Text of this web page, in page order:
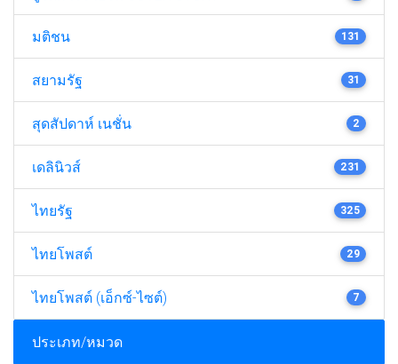
มติชน 131
สยามรัฐ 31
สุดสัปดาห์ เนชั่น 2
เดลินิวส์ 231
ไทยรัฐ 325
ไทยโพสต์ 29
ไทยโพสต์ (เอ็กซ์-ไซต์) 7
ประเภท/หมวด